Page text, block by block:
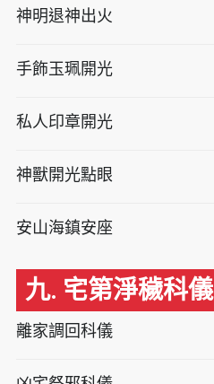
神明退神出火
手飾玉珮開光
私人印章開光
神獸開光點眼
安山海鎮安座
九. 宅第淨穢科儀
離家調回科儀